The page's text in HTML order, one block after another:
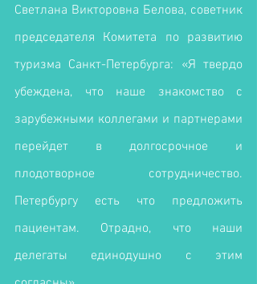
Светлана Викторовна Белова, советник
председателя Комитета по развитию
туризма Санкт-Петербурга: «Я твердо
убеждена, что наше знакомство с
зарубежными коллегами и партнерами
перейдет в долгосрочное и
плодотворное сотрудничество.
Петербургу есть что предложить
пациентам. Отрадно, что наши
делегаты единодушно с этим